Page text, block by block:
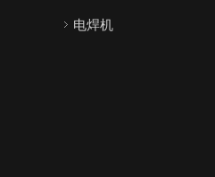
电焊机